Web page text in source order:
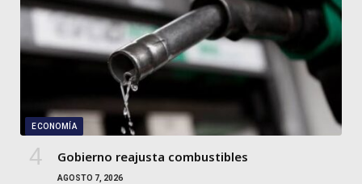
ECONOMÍA
Gobierno reajusta combustibles
AGOSTO 7, 2026